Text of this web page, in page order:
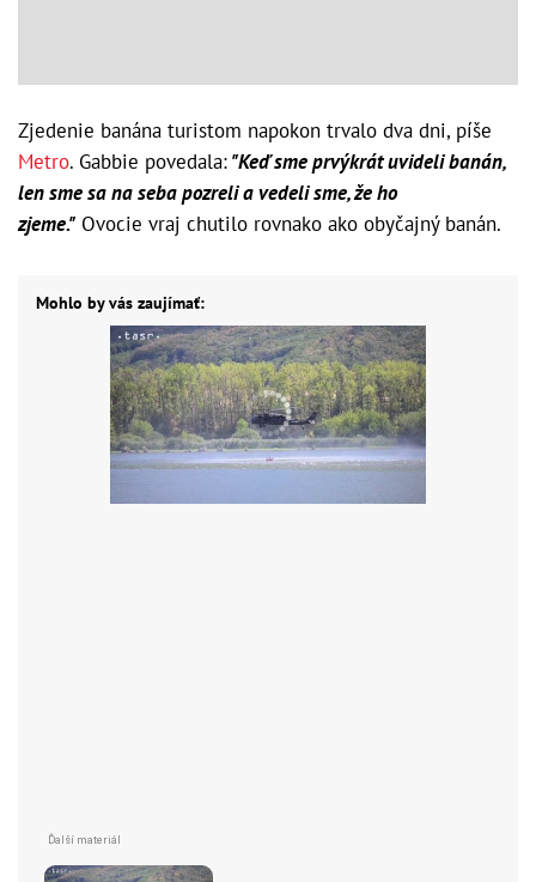
Zjedenie banána turistom napokon trvalo dva dni, píše
Metro. Gabbie povedala:"Keď sme prvýkrát uvideli banán,
len sme sa na seba pozreli a vedeli sme, že ho
zjeme." Ovocie vraj chutilo rovnako ako obyčajný banán.
Mohlo by vás zaujímať: